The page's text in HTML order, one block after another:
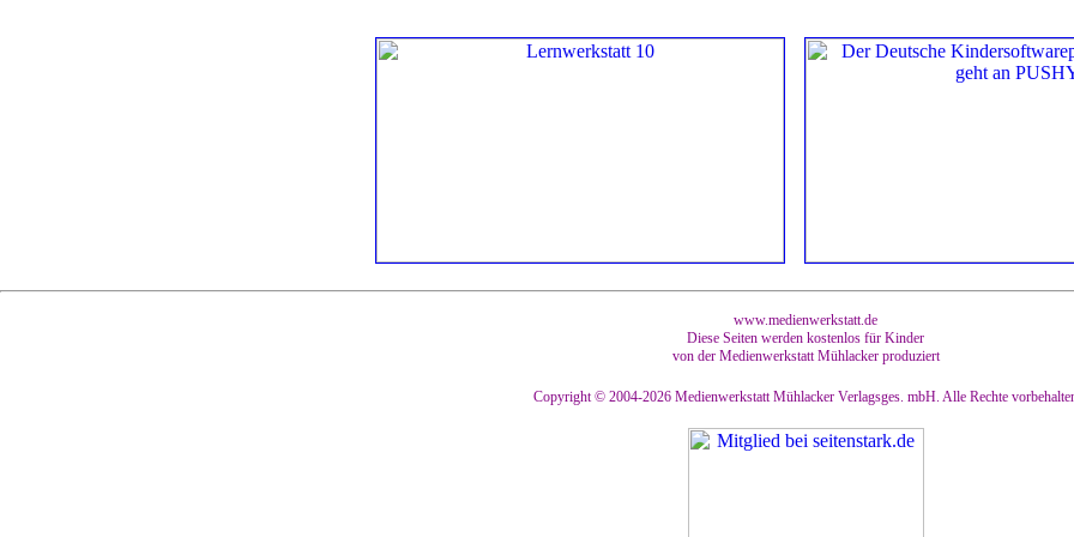
www.medienwerkstatt.de
Diese Seiten werden kostenlos für Kinder
von der Medienwerkstatt Mühlacker produziert
Copyright © 2004-2026 Medienwerkstatt Mühlacker Verlagsges. mbH. Alle Rechte